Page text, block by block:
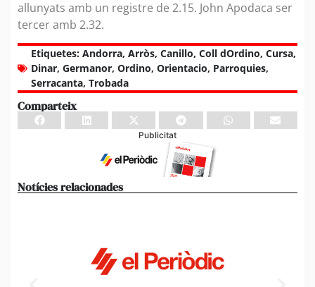
allunyats amb un registre de 2.15. John Apodaca ser
tercer amb 2.32.
Etiquetes: Andorra, Arròs, Canillo, Coll dOrdino, Cursa,
Dinar, Germanor, Ordino, Orientacio, Parroquies,
Serracanta, Trobada
Comparteix
Publicitat
Notícies relacionades